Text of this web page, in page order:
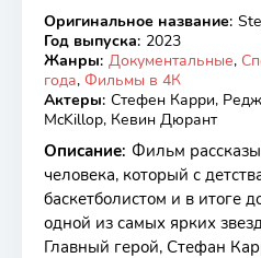
WEB-DL
Оригинальное название:
Год выпуска: 2023
Жанры: Документальные,
года, Фильмы в 4К
Актеры: Стефен Карри,
McKillop, Кевин Дюрант
Описание: Фильм
человека, который с
баскетболистом и в итоге
одной из самых ярких
Главный герой, Стефан